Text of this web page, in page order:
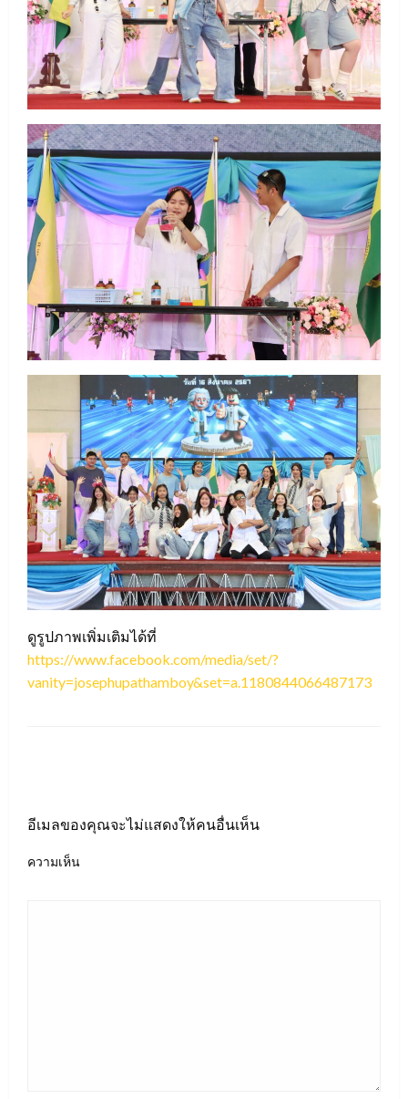
ดูรูปภาพเพิ่มเติมได้ที่
https://www.facebook.com/media/set/?
vanity=josephupathamboy&set=a.1180844066487173
อีเมลของคุณจะไม่แสดงให้คนอื่นเห็น
ความเห็น